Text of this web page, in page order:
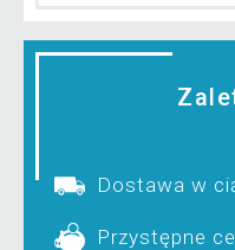
Dostawa w
Przystępne